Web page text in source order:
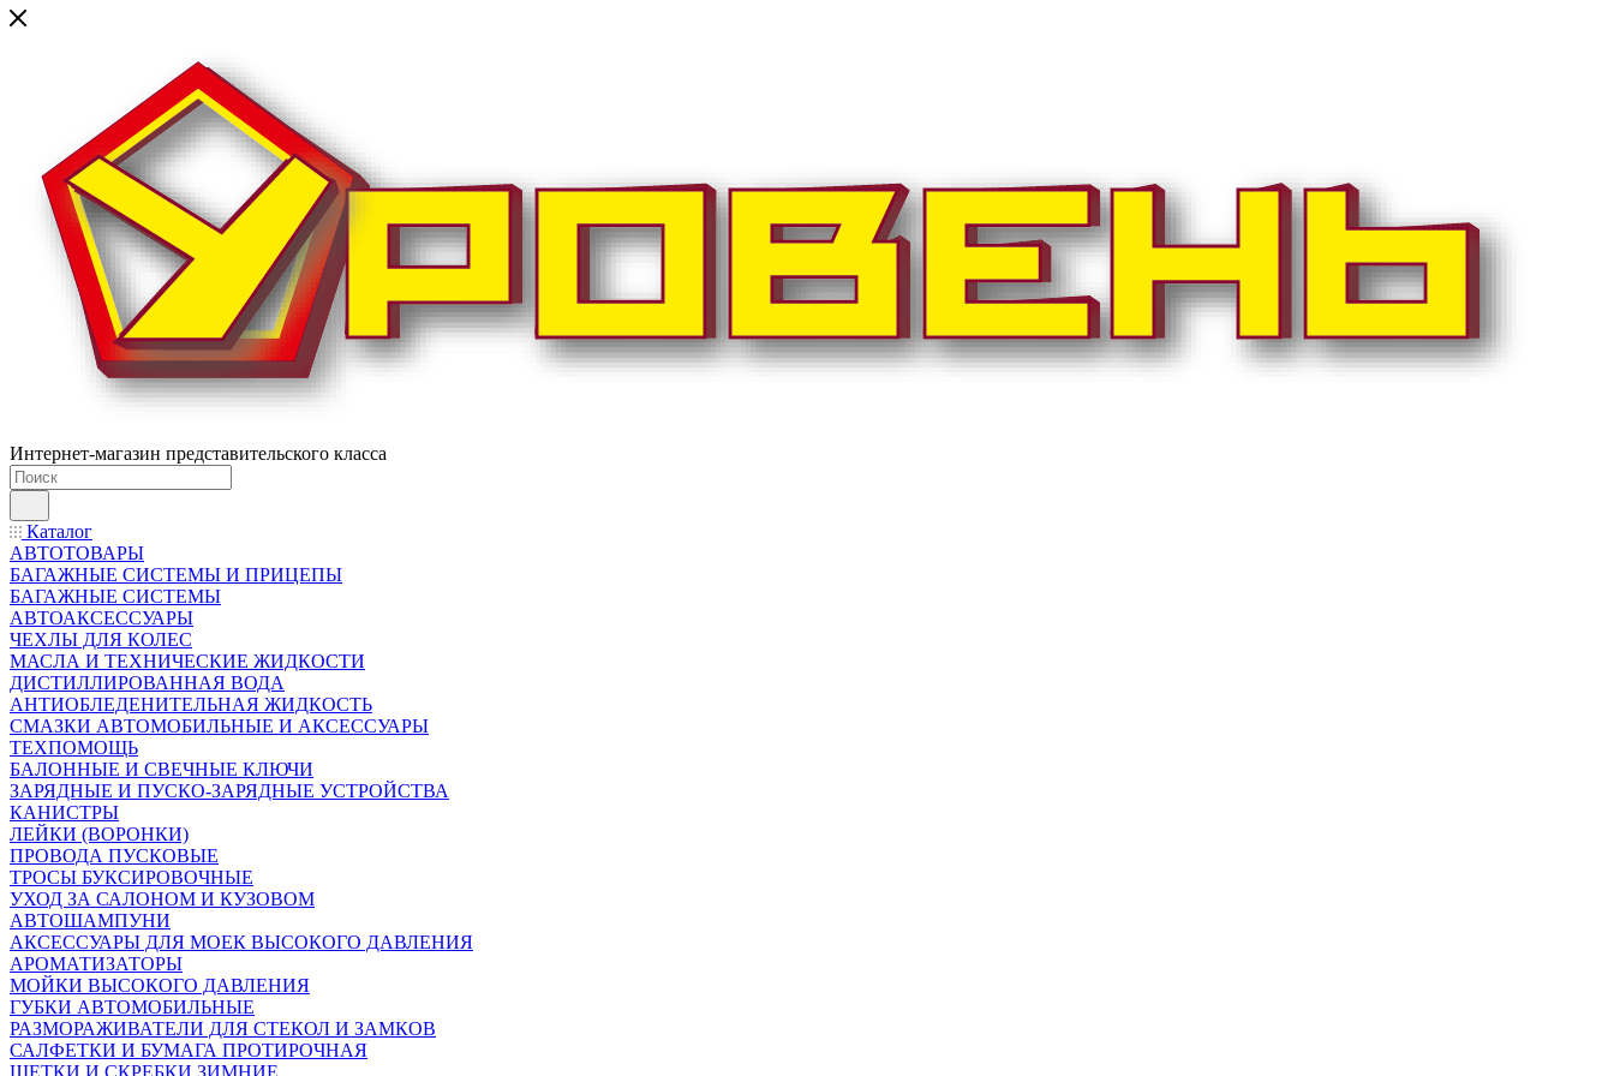
Интернет-магазин представительского класса
Каталог
АВТОТОВАРЫ
БАГАЖНЫЕ СИСТЕМЫ И ПРИЦЕПЫ
БАГАЖНЫЕ СИСТЕМЫ
АВТОАКСЕССУАРЫ
ЧЕХЛЫ ДЛЯ КОЛЕС
МАСЛА И ТЕХНИЧЕСКИЕ ЖИДКОСТИ
ДИСТИЛЛИРОВАННАЯ ВОДА
АНТИОБЛЕДЕНИТЕЛЬНАЯ ЖИДКОСТЬ
СМАЗКИ АВТОМОБИЛЬНЫЕ И АКСЕССУАРЫ
ТЕХПОМОЩЬ
БАЛОННЫЕ И СВЕЧНЫЕ КЛЮЧИ
ЗАРЯДНЫЕ И ПУСКО-ЗАРЯДНЫЕ УСТРОЙСТВА
КАНИСТРЫ
ЛЕЙКИ (ВОРОНКИ)
ПРОВОДА ПУСКОВЫЕ
ТРОСЫ БУКСИРОВОЧНЫЕ
УХОД ЗА САЛОНОМ И КУЗОВОМ
АВТОШАМПУНИ
АКСЕССУАРЫ ДЛЯ МОЕК ВЫСОКОГО ДАВЛЕНИЯ
АРОМАТИЗАТОРЫ
МОЙКИ ВЫСОКОГО ДАВЛЕНИЯ
ГУБКИ АВТОМОБИЛЬНЫЕ
РАЗМОРАЖИВАТЕЛИ ДЛЯ СТЕКОЛ И ЗАМКОВ
САЛФЕТКИ И БУМАГА ПРОТИРОЧНАЯ
ЩЕТКИ И СКРЕБКИ ЗИМНИЕ